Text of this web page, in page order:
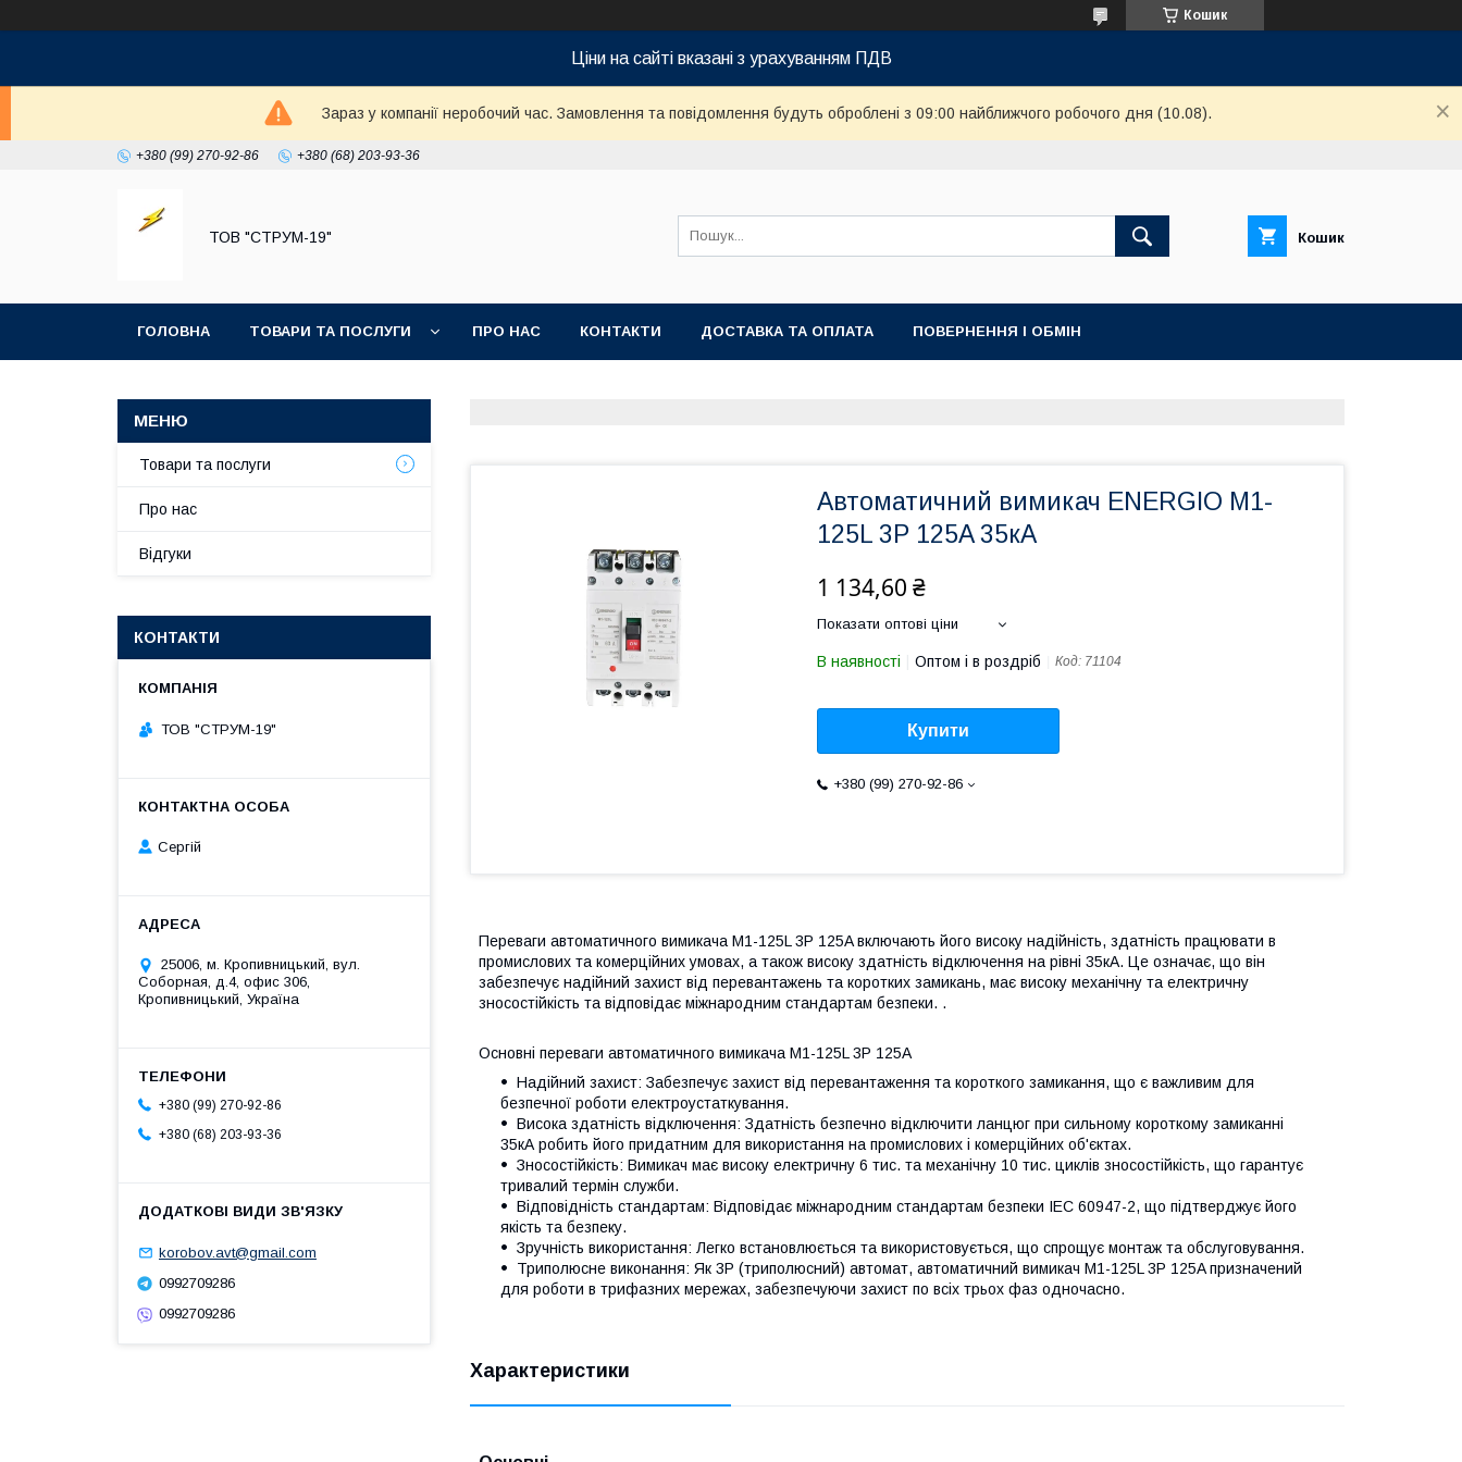
Кошик
Ціни на сайті вказані з урахуванням ПДВ
Зараз у компанії неробочий час. Замовлення та повідомлення будуть оброблені з 09:00 найближчого робочого дня (10.08).
+380 (99) 270-92-86 +380 (68) 203-93-36
ТОВ "СТРУМ-19" Кошик
ГОЛОВНА ТОВАРИ ТА ПОСЛУГИ ПРО НАС КОНТАКТИ ДОСТАВКА ТА ОПЛАТА ПОВЕРНЕННЯ І ОБМІН
Автоматичний вимикач ENERGIO M1-
125L 3P 125A 35кА
1 134,60 ₴
Показати оптові ціни
В наявності Оптом і в роздріб Код: 71104
Купити
+380 (99) 270-92-86
Переваги автоматичного вимикача M1-125L 3P 125A включають його високу надійність, здатність працювати в
промислових та комерційних умовах, а також високу здатність відключення на рівні 35кА. Це означає, що він
забезпечує надійний захист від перевантажень та коротких замикань, має високу механічну та електричну
зносостійкість та відповідає міжнародним стандартам безпеки. .
Основні переваги автоматичного вимикача M1-125L 3P 125A
Надійний захист: Забезпечує захист від перевантаження та короткого замикання, що є важливим для
безпечної роботи електроустаткування.
Висока здатність відключення: Здатність безпечно відключити ланцюг при сильному короткому замиканні
35кА робить його придатним для використання на промислових і комерційних об'єктах.
Зносостійкість: Вимикач має високу електричну 6 тис. та механічну 10 тис. циклів зносостійкість, що гарантує
тривалий термін служби.
Відповідність стандартам: Відповідає міжнародним стандартам безпеки IEC 60947-2, що підтверджує його
якість та безпеку.
Зручність використання: Легко встановлюється та використовується, що спрощує монтаж та обслуговування.
Триполюсне виконання: Як 3P (триполюсний) автомат, автоматичний вимикач M1-125L 3P 125A призначений
для роботи в трифазних мережах, забезпечуючи захист по всіх трьох фаз одночасно.
Характеристики
Товари та послуги
Про нас
Відгуки
КОНТАКТИ
ТОВ "СТРУМ-19"
Сергій
25006, м. Кропивницький, вул.
Соборная, д.4, офис 306,
Кропивницький, Україна
+380 (99) 270-92-86
+380 (68) 203-93-36
korobov.avt@gmail.com
0992709286
0992709286